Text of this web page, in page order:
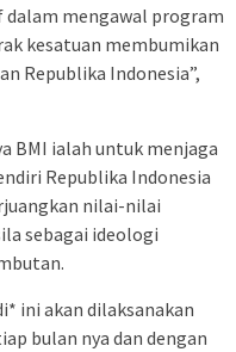
dalam mengawal program
kesatuan membumikan
Republika Indonesia”,
BMI ialah untuk menjaga
Republika Indonesia
nilai-nilai
sebagai ideologi
ini akan dilaksanakan
bulan nya dan dengan